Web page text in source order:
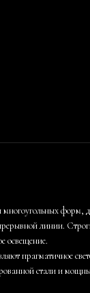
форм,
линии. Строгий
освещение.
прагматичное
стали и